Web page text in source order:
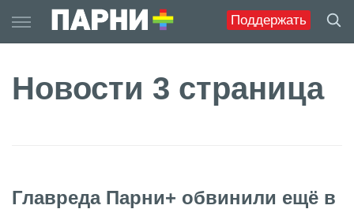
Поддержать
to
content
Новости 3 страница
Главреда Парни+ обвинили ещё в